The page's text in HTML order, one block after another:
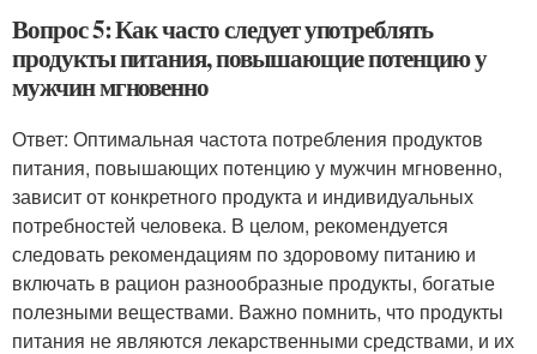
Вопрос 5: Как часто следует употреблять
продукты питания, повышающие потенцию у
мужчин мгновенно
Ответ: Оптимальная частота потребления продуктов
питания, повышающих потенцию у мужчин мгновенно,
зависит от конкретного продукта и индивидуальных
потребностей человека. В целом, рекомендуется
следовать рекомендациям по здоровому питанию и
включать в рацион разнообразные продукты, богатые
полезными веществами. Важно помнить, что продукты
питания не являются лекарственными средствами, и их